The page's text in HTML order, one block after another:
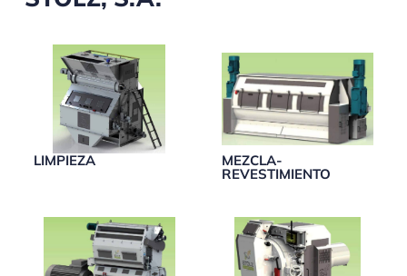
LIMPIEZA MEZCLA-
REVESTIMIENTO